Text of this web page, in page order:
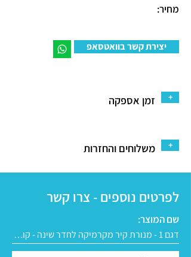
מחיר:
יצירת קשר בוואטסאפ
זמן אספקה +
משלוחים והחזרות +
לפרטים נוספים - צרו קשר
שם המוצר: